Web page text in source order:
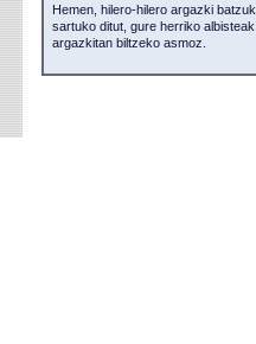
Hemen, hilero-hilero argazki batzuk
sartuko ditut, gure herriko albisteak
argazkitan biltzeko asmoz.